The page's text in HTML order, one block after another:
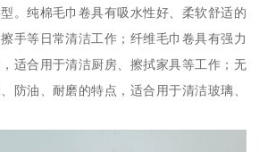
。纯棉毛巾卷具有吸水性好、柔软舒适的
手等日常清洁工作；纤维毛巾卷具有强力
适合用于清洁厨房、擦拭家具等工作；无
防油、耐磨的特点，适合用于清洁玻璃、